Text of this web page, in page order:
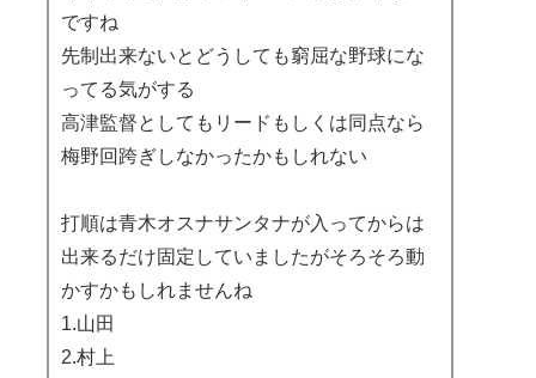
ですね
先制出来ないとどうしても窮屈な野球にな
ってる気がする
高津監督としてもリードもしくは同点なら
梅野回跨ぎしなかったかもしれない
打順は青木オスナサンタナが入ってからは
出来るだけ固定していましたがそろそろ動
かすかもしれませんね
1.山田
2.村上